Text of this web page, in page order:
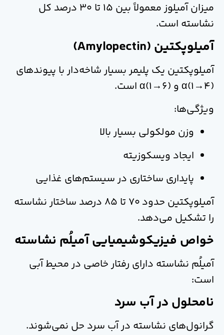
میزان آمیلوز معمولاً بین 15 تا 30 درصد کل
نشاسته است.
آمیلوپکتین (Amylopectin)
آمیلوپکتین یک پلیمر بسیار شاخه‌دار با پیوندهای
α(1→4) و α(1→6) است.
ویژگی‌ها:
وزن مولکولی بسیار بالا
ایجاد ویسکوزیته
پایداری ساختاری در سیستم‌های غذایی
آمیلوپکتین حدود 70 تا 85 درصد ساختار نشاسته
را تشکیل می‌دهد.
خواص فیزیکوشیمیایی آمیلُم نشاسته
آمیلُم نشاسته دارای رفتار خاصی در محیط آبی
است:
نامحلول در آب سرد
گرانول‌های نشاسته در آب سرد حل نمی‌شوند.